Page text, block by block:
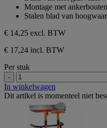
sterren.Montage met
Stalen blad van
€ 14,25 excl. BTW
€ 17,24 incl. BTW
Per stuk
-
In winkelwagen
Dit artikel is momenteel niet